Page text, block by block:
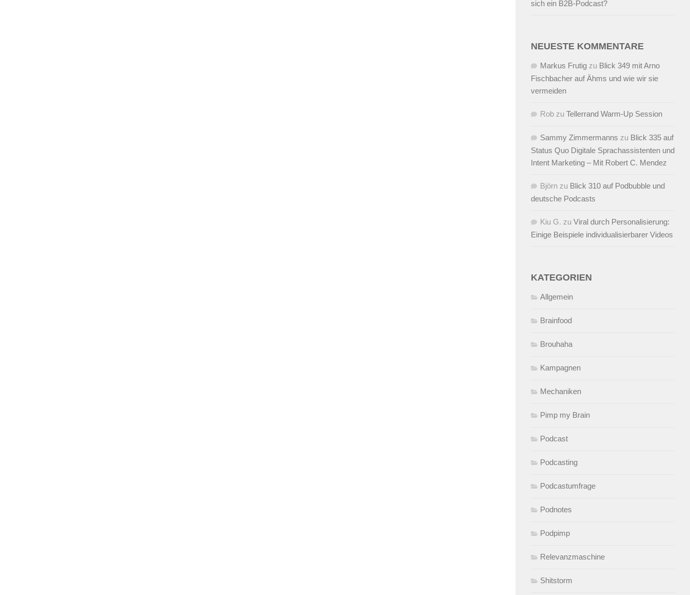
sich ein B2B-Podcast?
NEUESTE KOMMENTARE
Markus Frutig zu Blick 349 mit Arno
Fischbacher auf Ähms und wie wir sie
vermeiden
Rob zu Tellerrand Warm-Up Session
Sammy Zimmermanns zu Blick 335 auf
Status Quo Digitale Sprachassistenten und
Intent Marketing – Mit Robert C. Mendez
Björn zu Blick 310 auf Podbubble und
deutsche Podcasts
Kiu G. zu Viral durch Personalisierung:
Einige Beispiele individualisierbarer Videos
KATEGORIEN
Allgemein
Brainfood
Brouhaha
Kampagnen
Mechaniken
Pimp my Brain
Podcast
Podcasting
Podcastumfrage
Podnotes
Podpimp
Relevanzmaschine
Shitstorm